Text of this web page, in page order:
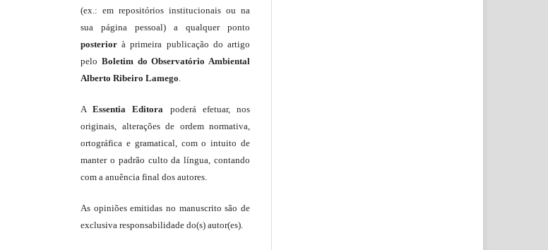
(ex.: em repositórios institucionais ou na
sua página pessoal) a qualquer ponto
posterior à primeira publicação do artigo
pelo Boletim do Observatório Ambiental
Alberto Ribeiro Lamego.
AEssentia Editora poderá efetuar, nos
originais, alterações de ordem normativa,
ortográfica e gramatical, com o intuito de
manter o padrão culto da língua, contando
com a anuência final dos autores.
As opiniões emitidas no manuscrito são de
exclusiva responsabilidade do(s) autor(es).